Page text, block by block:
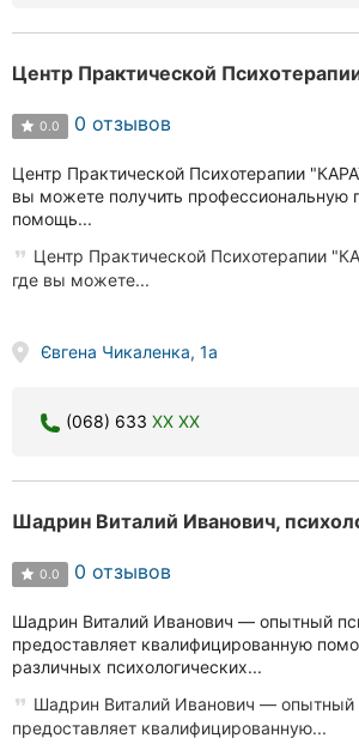
Центр Практической
0.0 0 отзывов
Центр Практической Психотерапии
вы можете получить профессиональную
помощь...
Центр Практической Психотерапии
где вы можете...
Євгена Чикаленка, 1а
(068) 633 XX XX
Шадрин Виталий Иванович,
0.0 0 отзывов
Шадрин Виталий Иванович — опытный
предоставляет квалифицированную
различных психологических...
Шадрин Виталий Иванович — опытный
предоставляет квалифицированную...